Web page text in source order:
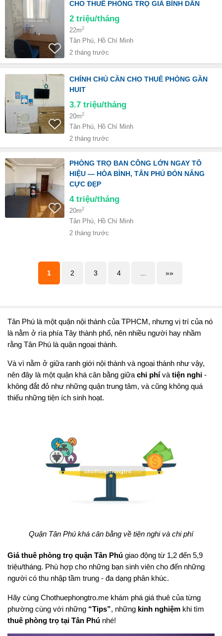
CHO THUÊ PHÒNG TRỌ GIÁ BÌNH DÂN
2 triệu/tháng
22m2
Tân Phú, Hồ Chí Minh
2 tháng trước
CHÍNH CHỦ CẦN CHO THUÊ PHÒNG GẦN
HUIT
3.7 triệu/tháng
20m2
Tân Phú, Hồ Chí Minh
2 tháng trước
PHÒNG TRỌ BAN CÔNG LỚN NGAY TÔ
HIỆU — HÒA BÌNH, TÂN PHÚ ĐÓN NẮNG
CỰC ĐẸP
4 triệu/tháng
20m2
Tân Phú, Hồ Chí Minh
2 tháng trước
1 2 3 4 »»
Tân Phú là một quận nội thành của TPHCM, nhưng vị trí của nó
là nằm ở rìa phía Tây thành phố, nên nhiều người hay nhầm
rằng Tân Phú là quận ngoại thành.
Và vì nằm ở giữa ranh giới nội thành và ngoại thành như vậy,
nên đây là một quận khá cân bằng giữa chi phívà tiện nghi -
không đắt đỏ như những quận trung tâm, và cũng không quá
thiếu những tiện ích sinh hoạt.
Quận Tân Phú khá cân bằng về tiện nghi và chi phí
Giá thuê phòng trọ quận Tân Phú giao động từ 1,2 đến 5,9
triệu/tháng. Phù hợp cho những bạn sinh viên cho đến những
người có thu nhập tầm trung - đa dạng phân khúc.
Hãy cùng Chothuephongtro.me khám phá giá thuê của từng
phường cùng với những “Tips”, những kinh nghiệm khi tìm
thuê phòng trọ tại Tân Phú nhé!